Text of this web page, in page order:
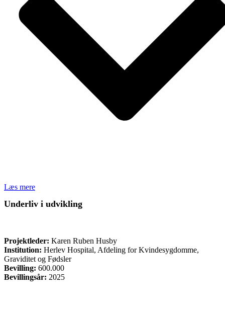
Læs mere
Underliv i udvikling
Projektleder: Karen Ruben Husby
Institution: Herlev Hospital, Afdeling for Kvindesygdomme,
Graviditet og Fødsler
Bevilling: 600.000
Bevillingsår: 2025